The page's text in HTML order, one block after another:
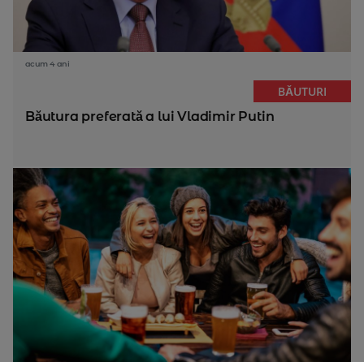
acum 4 ani
BĂUTURI
Băutura preferată a lui Vladimir Putin